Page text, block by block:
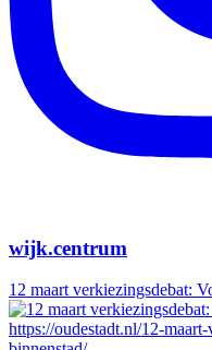
wijk.centrum
12 maart verkiezingsdebat: